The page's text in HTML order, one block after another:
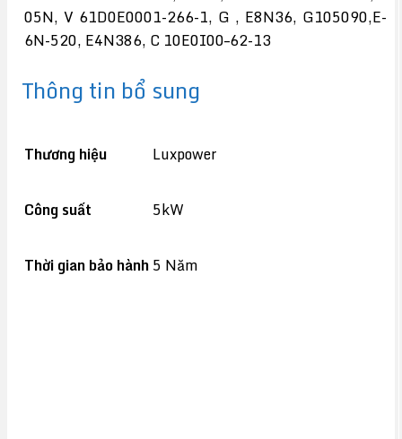
05N, V 61D0E0001-266-1, G , E8N36, G105090,E-
6N-520, E4N386, C 10E0I00–62-13
Thông tin bổ sung
Thương hiệu Luxpower
Công suất 5kW
Thời gian bảo hành5 Năm